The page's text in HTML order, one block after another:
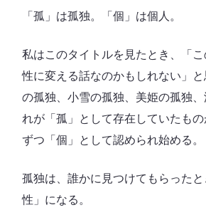
「孤」は孤独。「個」は個人。
私はこのタイトルを見たとき、「
性に変える話なのかもしれない」
の孤独、小雪の孤独、美姫の孤独
れが「孤」として存在していたも
ずつ「個」として認められ始める。
孤独は、誰かに見つけてもらった
性」になる。